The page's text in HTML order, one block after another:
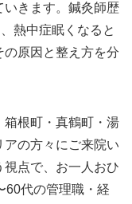
いきます。鍼灸師歴
熱中症眠くなると
原因と整え方を分
箱根町・真鶴町・湯
の方々にご来院い
点で、お一人おひ
60代の管理職・経